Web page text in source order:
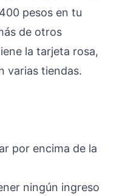
pesos en tu
de otros
la tarjeta rosa,
varias tiendas.
por encima de la
ningún ingreso